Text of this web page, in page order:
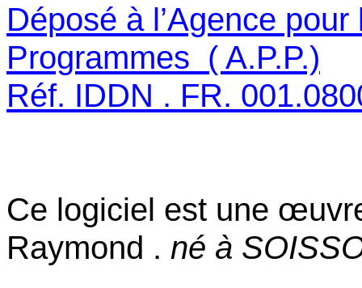
Déposé à l’Agence
Programmes ( A.P.P.)
Réf. IDDN . FR.
Ce logiciel est une
Raymond . né à